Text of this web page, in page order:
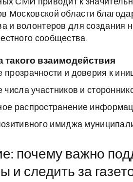
СМИ приводит к
Московской области
и волонтеров для создания
сообщества.
такого взаимодействия
и доверия к
числа участников и
распространение
имиджа
почему важно
и следить за